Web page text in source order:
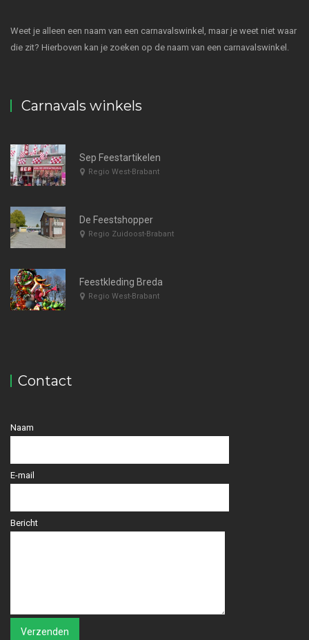
Weet je alleen een naam van een carnavalswinkel, maar je weet niet waar
die zit? Hierboven kan je zoeken op de naam van een carnavalswinkel.
Carnavals winkels
Sep Feestartikelen
Regio West-Brabant
De Feestshopper
Regio Zuidoost-Brabant
Feestkleding Breda
Regio West-Brabant
Contact
Naam
E-mail
Bericht